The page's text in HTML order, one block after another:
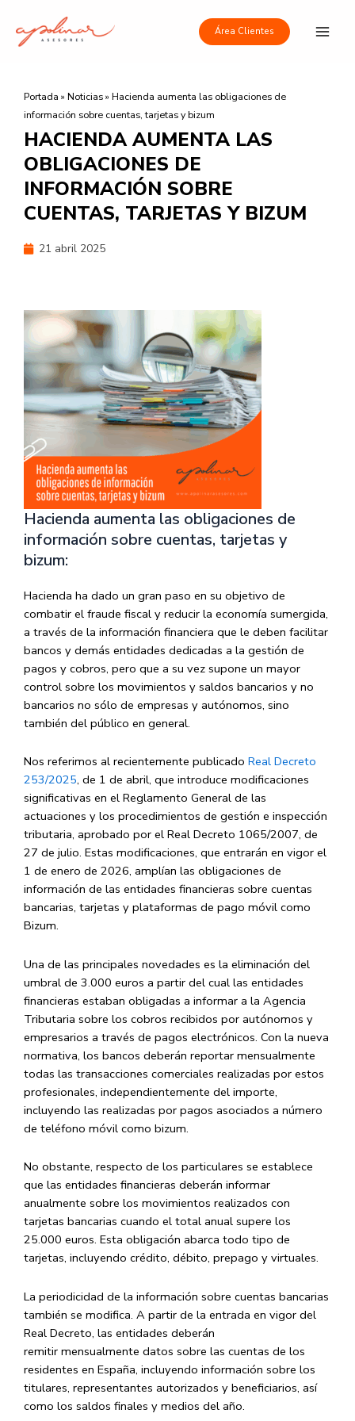
contenido
Área Clientes
Portada » Noticias» Hacienda aumenta las obligaciones de
información sobre cuentas, tarjetas y bizum
HACIENDA AUMENTA LAS
OBLIGACIONES DE
INFORMACIÓN SOBRE
CUENTAS, TARJETAS Y BIZUM
21 abril 2025
Hacienda aumenta las obligaciones de
información sobre cuentas, tarjetas y
bizum:
Hacienda ha dado un gran paso en su objetivo de
combatir el fraude fiscal y reducir la economía sumergida,
a través de la información financiera que le deben facilitar
bancos y demás entidades dedicadas a la gestión de
pagos y cobros, pero que a su vez supone un mayor
control sobre los movimientos y saldos bancarios y no
bancarios no sólo de empresas y autónomos, sino
también del público en general.
​Nos referimos al recientemente publicado Real Decreto
253/2025, de 1 de abril, que introduce modificaciones
significativas en el Reglamento General de las
actuaciones y los procedimientos de gestión e inspección
tributaria, aprobado por el Real Decreto 1065/2007, de
27 de julio. Estas modificaciones, que entrarán en vigor el
1 de enero de 2026, amplían las obligaciones de
información de las entidades financieras sobre cuentas
bancarias, tarjetas y plataformas de pago móvil como
Bizum.​
​Una de las principales novedades es la eliminación del
umbral de 3.000 euros a partir del cual las entidades
financieras estaban obligadas a informar a la Agencia
Tributaria sobre los cobros recibidos por autónomos y
empresarios a través de pagos electrónicos. Con la nueva
normativa, los bancos deberán reportar mensualmente
todas las transacciones comerciales realizadas por estos
profesionales, independientemente del importe,
incluyendo las realizadas por pagos asociados a número
de teléfono móvil como bizum.
​No obstante, respecto de los particulares se establece
que las entidades financieras deberán informar
anualmente sobre los movimientos realizados con
tarjetas bancarias cuando el total anual supere los
25.000 euros. Esta obligación abarca todo tipo de
tarjetas, incluyendo crédito, débito, prepago y virtuales.
​La periodicidad de la información sobre cuentas bancarias
también se modifica. A partir de la entrada en vigor del
Real Decreto, las entidades deberán
remitir mensualmente datos sobre las cuentas de los
residentes en España, incluyendo información sobre los
titulares, representantes autorizados y beneficiarios, así
como los saldos finales y medios del año.